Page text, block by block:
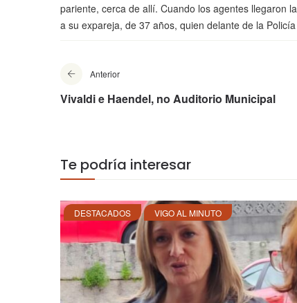
pariente, cerca de allí. Cuando los agentes llegaron
a su expareja, de 37 años, quien delante de la
Anterior
Vivaldi e Haendel, no Auditorio Municipal
Te podría interesar
DESTACADOS VIGO AL MINUTO